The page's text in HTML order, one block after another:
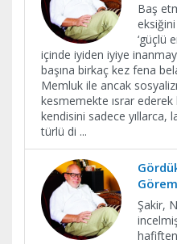
Baş
‘güçlü
içinde iyiden iyiye
başına birkaç kez fena
Memluk ile ancak
kesmemekte ısrar
kendisini sadece yıllarca,
türlü di ...
Şakir,